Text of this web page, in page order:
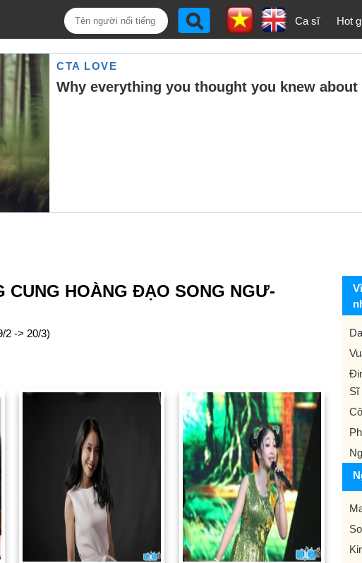
Ca sĩ Hot
CUNG HOÀNG ĐẠO SONG NGƯ-
2 -> 20/3)
Sĩ